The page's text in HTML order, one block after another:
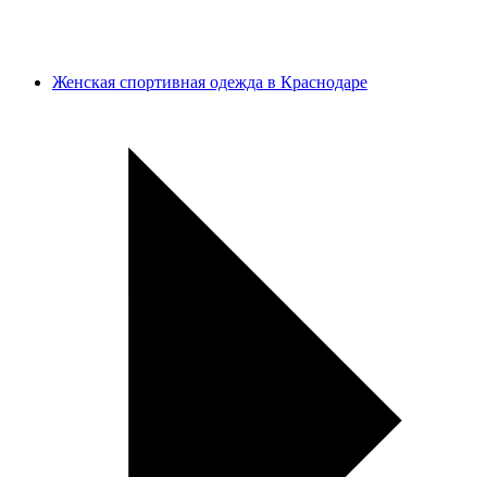
Женская спортивная одежда в Краснодаре